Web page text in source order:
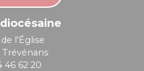
l'Église
46 62 20